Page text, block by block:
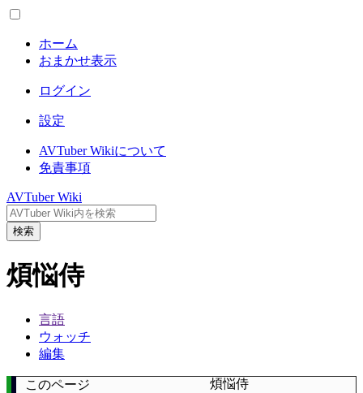
ホーム
おまかせ表示
ログイン
設定
AVTuber Wikiについて
免責事項
AVTuber Wiki
検索
煩悩侍
言語
ウォッチ
編集
煩悩侍
このページ